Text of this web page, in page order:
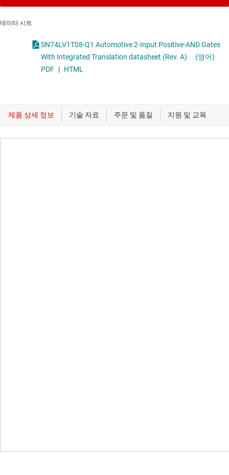
데이터 시트
SN74LV1T08-Q1 Automotive 2-Input Positive-AND Gates
With Integrated Translation datasheet (Rev. A)
(영어)
PDF | HTML